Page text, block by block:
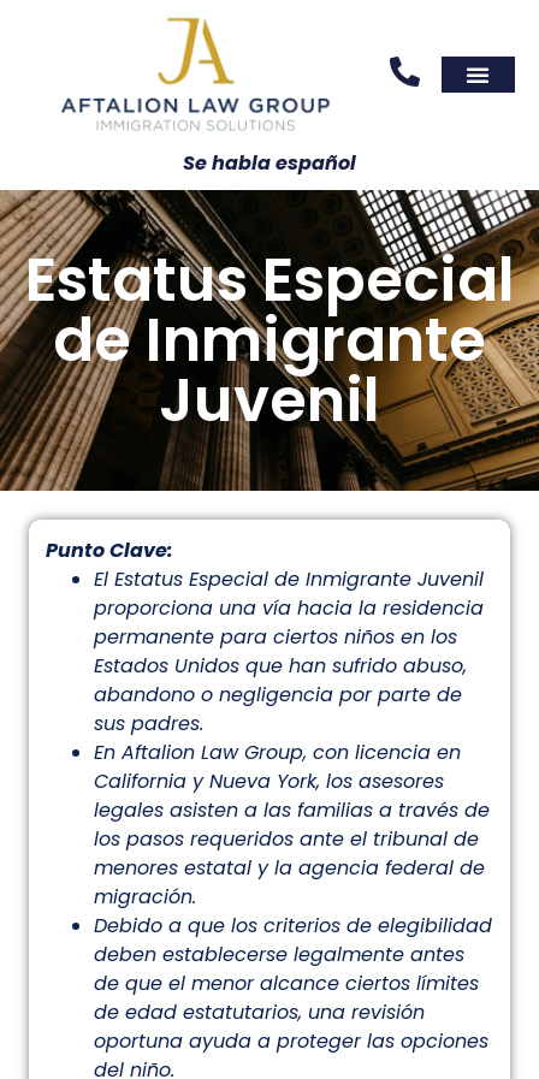
Se habla español
Estatus Especial
de Inmigrante
Juvenil
Punto Clave:
El Estatus Especial de Inmigrante Juvenil
proporciona una vía hacia la residencia
permanente para ciertos niños en los
Estados Unidos que han sufrido abuso,
abandono o negligencia por parte de
sus padres.
En Aftalion Law Group, con licencia en
California y Nueva York, los asesores
legales asisten a las familias a través de
los pasos requeridos ante el tribunal de
menores estatal y la agencia federal de
migración.
Debido a que los criterios de elegibilidad
deben establecerse legalmente antes
de que el menor alcance ciertos límites
de edad estatutarios, una revisión
oportuna ayuda a proteger las opciones
del niño.